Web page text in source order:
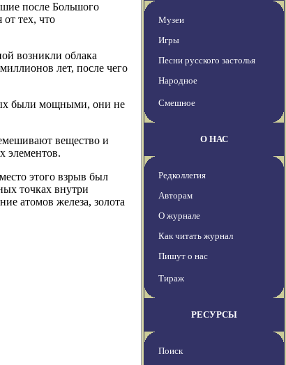
после Большого
тех, что
возникли облака
лет, после чего
были мощными, они не
вещество и
элементов.
этого взрыв был
точках внутри
атомов железа, золота
Музеи
Игры
Песни русского застолья
Народное
Смешное
О НАС
Редколлегия
Авторам
О журнале
Как читать журнал
Пишут о нас
Тираж
РЕСУРСЫ
Поиск